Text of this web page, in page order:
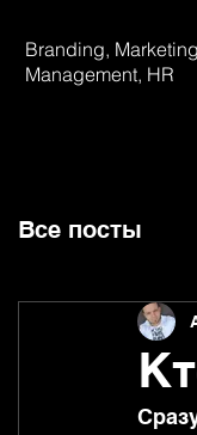
Branding,
Management, HR
Все посты